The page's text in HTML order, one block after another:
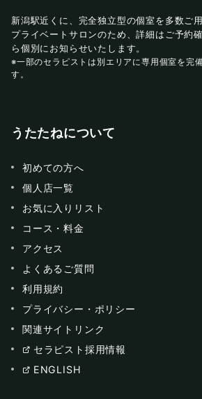
新潟駅近くに、完全独立型の個室を多数ご
プライベートサロンのため、詳細はご予約
ら個別にお知らせいたします。
※一部のセラピストは別エリアに専用個室を完
す。
うたたねについて
初めての方へ
個人店一覧
お気に入りリスト
コース・料金
アクセス
よくあるご質問
利用規約
プライバシー・ポリシー
関連サイトリンク
セラピスト採用情報
ENGLISH